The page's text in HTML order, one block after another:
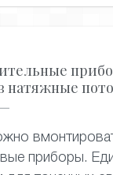
натяжные
приборы.